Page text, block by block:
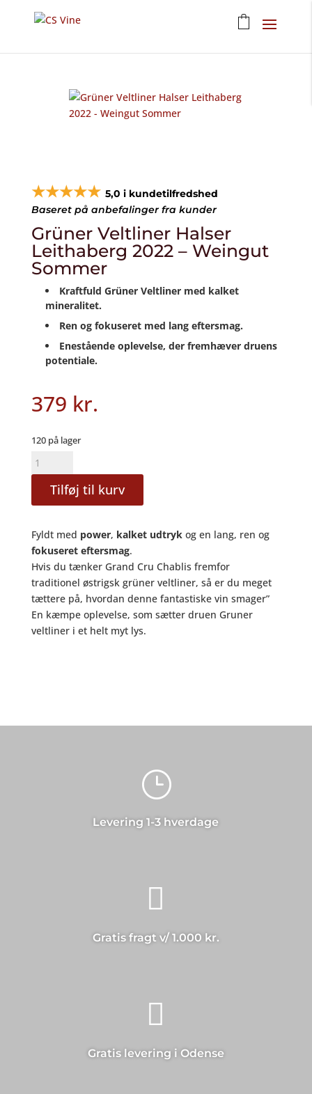
★★★★★ 5,0 i kundetilfredshed
Baseret på anbefalinger fra kunder
Grüner Veltliner Halser
Leithaberg 2022 – Weingut
Sommer
Kraftfuld Grüner Veltliner med kalket
mineralitet.
Ren og fokuseret med lang eftersmag.
Enestående oplevelse, der fremhæver druens
potentiale.
379 kr.
120 på lager
Grüner
Veltliner
Halser
Leithaberg
-
Weingut
Sommer
antal
Tilføj til kurv
Fyldt med power, kalket udtrykog en lang, ren og
fokuseret eftersmag.
Hvis du tænker Grand Cru Chablis fremfor
traditionel østrigsk grüner veltliner, så er du meget
tættere på, hvordan denne fantastiske vin smager”
En kæmpe oplevelse, som sætter druen Gruner
veltliner i et helt myt lys.
}
Levering 1-3 hverdage

Gratis fragt v/ 1.000 kr.

Gratis levering i Odense